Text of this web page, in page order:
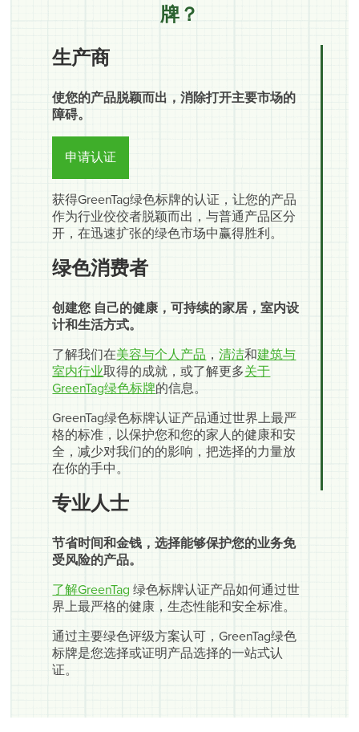
牌？
生产商
使您的产品脱颖而出，消除打开主要市场的
障碍。
申请认证
获得GreenTag绿色标牌的认证，让您的产品
作为行业佼佼者脱颖而出，与普通产品区分
开，在迅速扩张的绿色市场中赢得胜利。
绿色消费者
创建您 自己的健康，可持续的家居，室内设
计和生活方式。
了解我们在美容与个人产品 ，清洁和建筑与
室内行业取得的成就，或了解更多关于
GreenTag绿色标牌的信息。
GreenTag绿色标牌认证产品通过世界上最严
格的标准，以保护您和您的家人的健康和安
全，减少对我们的的影响，把选择的力量放
在你的手中。
专业人士
节省时间和金钱，选择能够保护您的业务免
受风险的产品。
了解GreenTag 绿色标牌认证产品如何通过世
界上最严格的健康，生态性能和安全标准。
通过主要绿色评级方案认可，GreenTag绿色
标牌是您选择或证明产品选择的一站式认
证。